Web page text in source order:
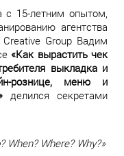
с 15-летним опытом,
агентства
Group Вадим
«Как вырастить чек
выкладка и
рознице, меню и
делился секретами
When? Where? Why?»